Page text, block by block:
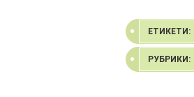
ЕТИКЕТИ:
РУБРИКИ: